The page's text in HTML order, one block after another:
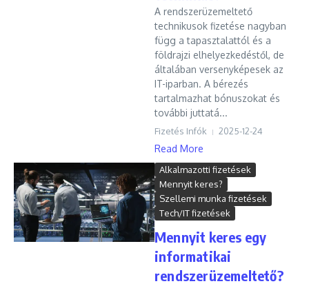
A rendszerüzemeltető
technikusok fizetése nagyban
függ a tapasztalattól és a
földrajzi elhelyezkedéstől, de
általában versenyképesek az
IT-iparban. A bérezés
tartalmazhat bónuszokat és
további juttatá...
Fizetés Infók 2025-12-24
Read More
Alkalmazotti fizetések
Mennyit keres?
Szellemi munka fizetések
Tech/IT fizetések
Mennyit keres egy
informatikai
rendszerüzemeltető?